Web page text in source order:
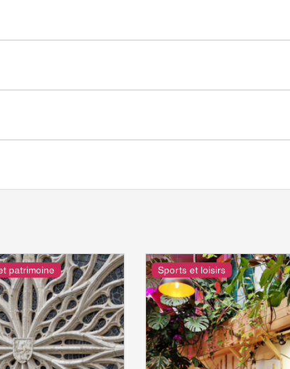
patrimoine Sports et loisirs